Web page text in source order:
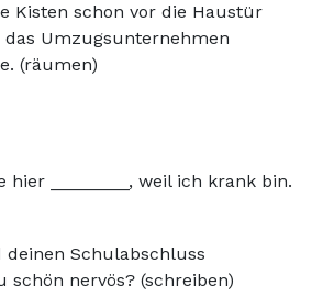
Kisten schon vor die Haustür
das Umzugsunternehmen
(räumen)
hier ________, weil ich krank bin.
deinen Schulabschluss
schön nervös? (schreiben)